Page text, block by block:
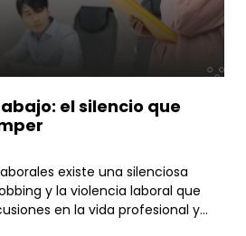
el silencio que
existe una silenciosa
y la violencia laboral que
en la vida profesional y